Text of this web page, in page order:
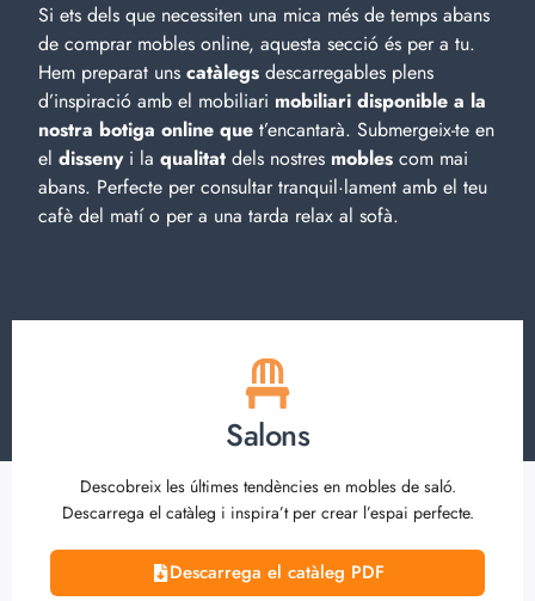
Si ets dels que necessiten una mica més de temps abans
de comprar mobles online, aquesta secció és per a tu.
Hem preparat uns catàlegs descarregables plens
d’inspiració amb el mobiliari mobiliari disponible a la
nostra botiga online que t’encantarà. Submergeix-te en
el dissenyi la qualitat dels nostres mobles com mai
abans. Perfecte per consultar tranquil·lament amb el teu
cafè del matí o per a una tarda relax al sofà.
Salons
Descobreix les últimes tendències en mobles de saló.
Descarrega el catàleg i inspira’t per crear l’espai perfecte.
Descarrega el catàleg PDF